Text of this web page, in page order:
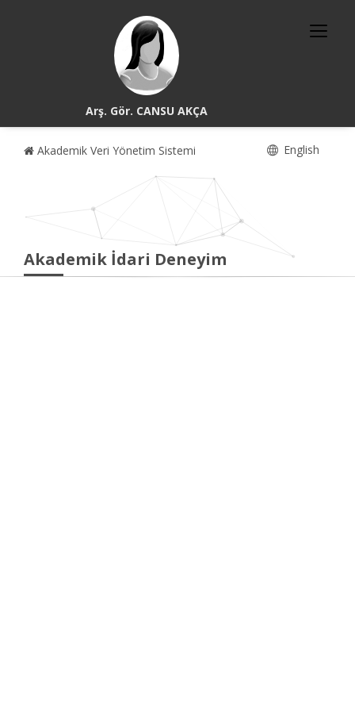
Arş. Gör. CANSU AKÇA
Akademik Veri Yönetim Sistemi English
Akademik İdari Deneyim